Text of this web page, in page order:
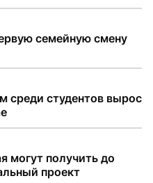
семейную смену
среди студентов вырос
могут получить до
проект